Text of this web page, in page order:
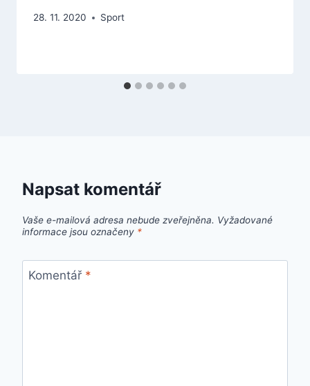
28. 11. 2020 Sport
Napsat komentář
Vaše e-mailová adresa nebude zveřejněna. Vyžadované
informace jsou označeny *
Komentář *